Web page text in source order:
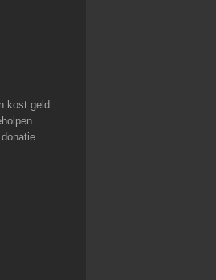
kost geld.